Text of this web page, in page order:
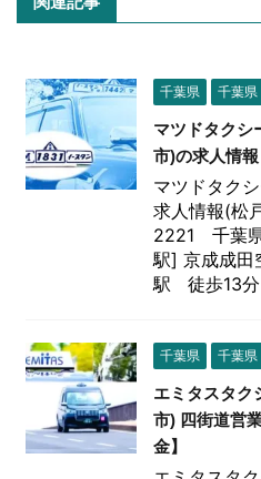
千葉県 千葉
マツドタクシ
市)の求人情報
マツドタク
求人情報(
2221 千葉
駅] 京成成
駅 徒歩13分
千葉県 千葉
エミタスタク
市) 四街道営
金】